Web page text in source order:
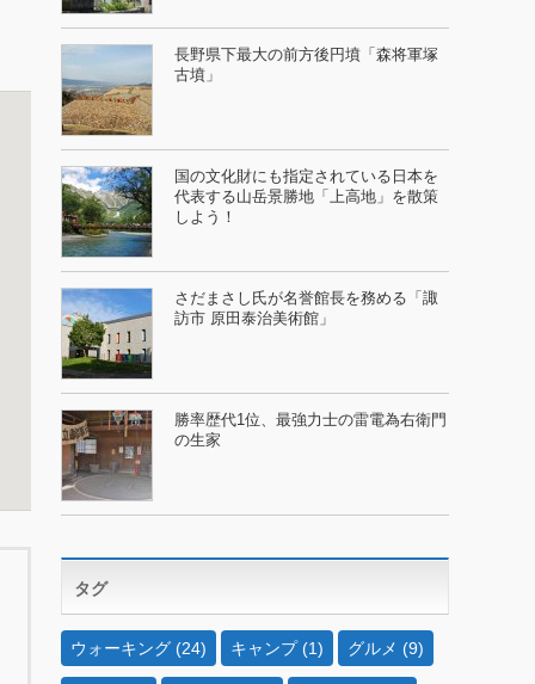
長野県下最大の前方後円墳「森将軍塚
古墳」
国の文化財にも指定されている日本を
代表する山岳景勝地「上高地」を散策
しよう！
さだまさし氏が名誉館長を務める「諏
訪市 原田泰治美術館」
勝率歴代1位、最強力士の雷電為右衛門
の生家
タグ
ウォーキング (24) キャンプ(1) グルメ (9)